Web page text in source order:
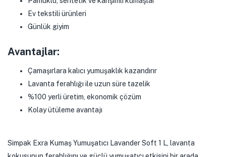
Ev tekstili ürünleri
Günlük giyim
Avantajlar:
Çamaşırlara kalıcı yumuşaklık kazandırır
Lavanta ferahlığı ile uzun süre tazelik
%100 yerli üretim, ekonomik çözüm
Kolay ütüleme avantajı
Simpak Exra Kumaş Yumuşatıcı Lavander Soft 1 L, lavanta